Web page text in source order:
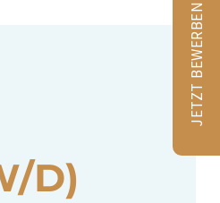
D)
JETZT BEWERBEN